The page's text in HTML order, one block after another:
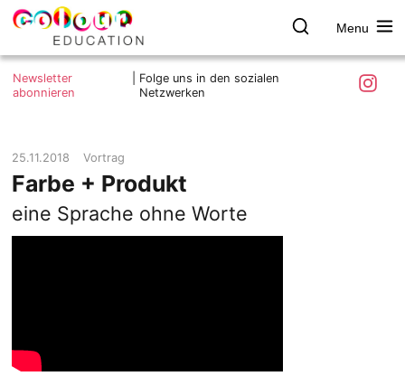
Skip
colour.education
Farbe
entdecken
Menu
Was ist colour.education?
Ziele und Mitmachen
Impressum
Datenschutzerklärung
Newsletter
abonnieren
Folge uns in den sozialen
Netzwerken
25.11.2018 Vortrag
Farbe + Produkt
eine Sprache ohne Worte